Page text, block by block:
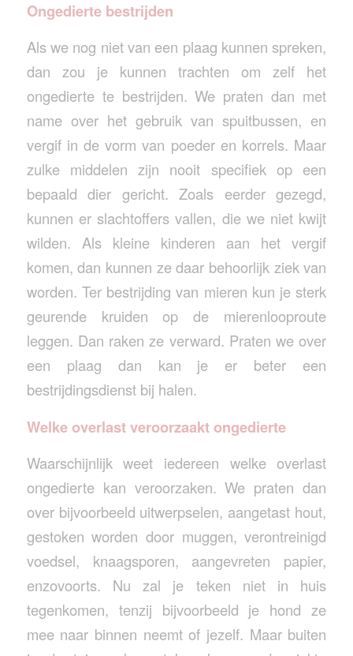
Ongedierte bestrijden
Als we nog niet van een plaag kunnen spreken,
dan zou je kunnen trachten om zelf het
ongedierte te bestrijden. We praten dan met
name over het gebruik van spuitbussen, en
vergif in de vorm van poeder en korrels. Maar
zulke middelen zijn nooit specifiek op een
bepaald dier gericht. Zoals eerder gezegd,
kunnen er slachtoffers vallen, die we niet kwijt
wilden. Als kleine kinderen aan het vergif
komen, dan kunnen ze daar behoorlijk ziek van
worden. Ter bestrijding van mieren kun je sterk
geurende kruiden op de mierenlooproute
leggen. Dan raken ze verward. Praten we over
een plaag dan kan je er beter een
bestrijdingsdienst bij halen.
Welke overlast veroorzaakt ongedierte
Waarschijnlijk weet iedereen welke overlast
ongedierte kan veroorzaken. We praten dan
over bijvoorbeeld uitwerpselen, aangetast hout,
gestoken worden door muggen, verontreinigd
voedsel, knaagsporen, aangevreten papier,
enzovoorts. Nu zal je teken niet in huis
tegenkomen, tenzij bijvoorbeeld je hond ze
mee naar binnen neemt of jezelf. Maar buiten